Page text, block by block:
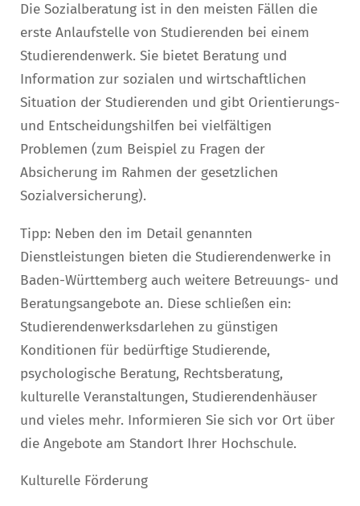
Die Sozialberatung ist in den meisten Fällen die
erste Anlaufstelle von Studierenden bei einem
Studierendenwerk. Sie bietet Beratung und
Information zur sozialen und wirtschaftlichen
Situation der Studierenden und gibt Orientierungs-
und Entscheidungshilfen bei vielfältigen
Problemen (zum Beispiel zu Fragen der
Absicherung im Rahmen der gesetzlichen
Sozialversicherung).
Tipp: Neben den im Detail genannten
Dienstleistungen bieten die Studierendenwerke in
Baden-Württemberg auch weitere Betreuungs- und
Beratungsangebote an. Diese schließen ein:
Studierendenwerksdarlehen zu günstigen
Konditionen für bedürftige Studierende,
psychologische Beratung, Rechtsberatung,
kulturelle Veranstaltungen, Studierendenhäuser
und vieles mehr. Informieren Sie sich vor Ort über
die Angebote am Standort Ihrer Hochschule.
Kulturelle Förderung